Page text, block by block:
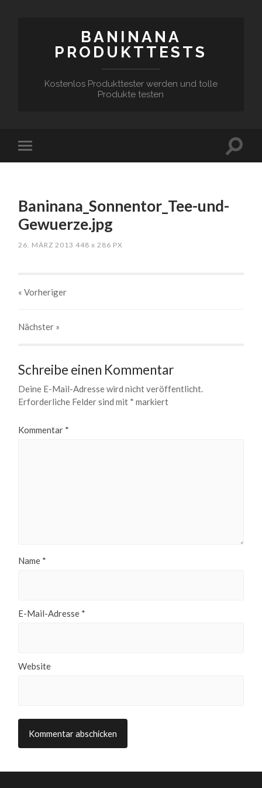
BANINANA
PRODUKTTESTS
Kostenlos Produkttester werden und tolle
Produkte testen
Baninana_Sonnentor_Tee-und-
Gewuerze.jpg
26. MÄRZ 2013 448x 286 PX
« Vorheriger
Nächster »
Schreibe einen Kommentar
Deine E-Mail-Adresse wird nicht veröffentlicht.
Erforderliche Felder sind mit * markiert
Kommentar *
Name *
E-Mail-Adresse *
Website